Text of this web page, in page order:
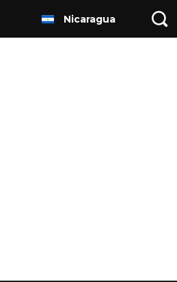
Nicaragua